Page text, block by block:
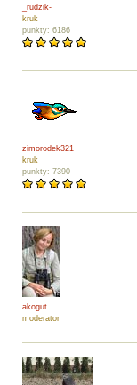
_rudzik-
kruk
punkty: 6186
zimorodek321
kruk
punkty: 7390
akogut
moderator